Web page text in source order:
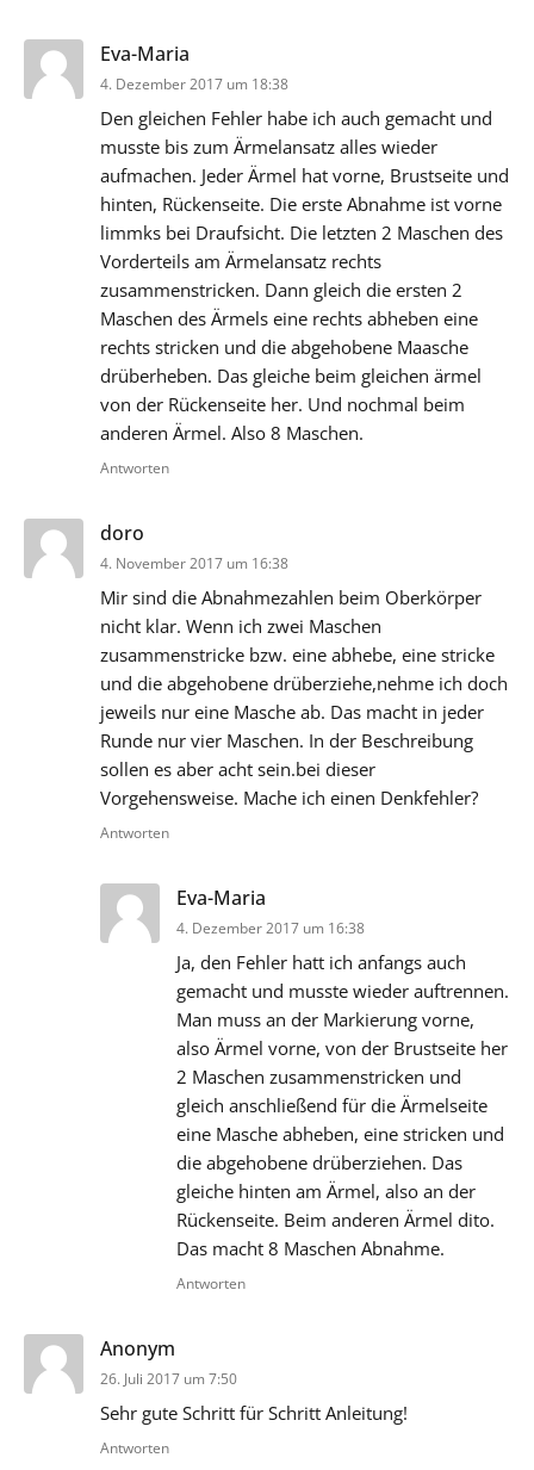
Eva-Maria
4. Dezember 2017 um 18:38
Den gleichen Fehler habe ich auch gemacht und
musste bis zum Ärmelansatz alles wieder
aufmachen. Jeder Ärmel hat vorne, Brustseite und
hinten, Rückenseite. Die erste Abnahme ist vorne
limmks bei Draufsicht. Die letzten 2 Maschen des
Vorderteils am Ärmelansatz rechts
zusammenstricken. Dann gleich die ersten 2
Maschen des Ärmels eine rechts abheben eine
rechts stricken und die abgehobene Maasche
drüberheben. Das gleiche beim gleichen ärmel
von der Rückenseite her. Und nochmal beim
anderen Ärmel. Also 8 Maschen.
Antworten
doro
4. November 2017 um 16:38
Mir sind die Abnahmezahlen beim Oberkörper
nicht klar. Wenn ich zwei Maschen
zusammenstricke bzw. eine abhebe, eine stricke
und die abgehobene drüberziehe,nehme ich doch
jeweils nur eine Masche ab. Das macht in jeder
Runde nur vier Maschen. In der Beschreibung
sollen es aber acht sein.bei dieser
Vorgehensweise. Mache ich einen Denkfehler?
Antworten
Eva-Maria
4. Dezember 2017 um 16:38
Ja, den Fehler hatt ich anfangs auch
gemacht und musste wieder auftrennen.
Man muss an der Markierung vorne,
also Ärmel vorne, von der Brustseite her
2 Maschen zusammenstricken und
gleich anschließend für die Ärmelseite
eine Masche abheben, eine stricken und
die abgehobene drüberziehen. Das
gleiche hinten am Ärmel, also an der
Rückenseite. Beim anderen Ärmel dito.
Das macht 8 Maschen Abnahme.
Antworten
Anonym
26. Juli 2017 um 7:50
Sehr gute Schritt für Schritt Anleitung!
Antworten